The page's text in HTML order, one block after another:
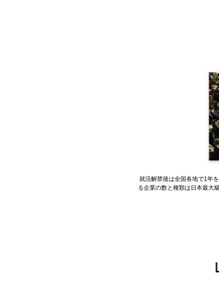
就活解禁後は全国各地で1年
る企業の数と種類は日本最大